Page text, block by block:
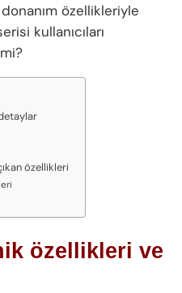
özellikleriyle
kullanıcıları
özellikleri
özellikleri ve